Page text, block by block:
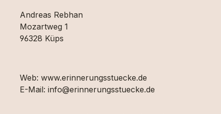
Andreas Rebhan
Mozartweg 1
96328 Küps
Web: www.erinnerungsstuecke.de
E-Mail: info@erinnerungsstuecke.de